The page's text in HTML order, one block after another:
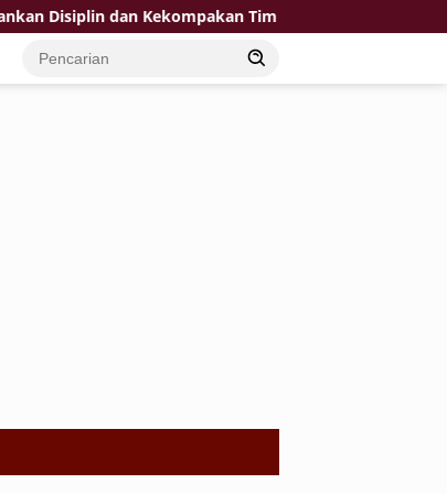
dan Kekompakan Tim KPP Pratama Tuban